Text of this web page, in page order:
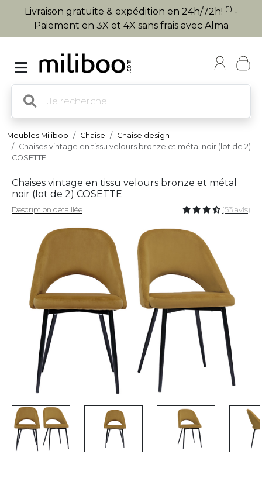
Livraison gratuite & expédition en 24h/72h! (1) -
Paiement en 3X et 4X sans frais avec Alma
Meubles Miliboo Chaise
Chaise design
Chaises vintage en tissu velours bronze et métal noir (lot de 2)
COSETTE
Chaises vintage en tissu velours bronze et métal
noir (lot de 2) COSETTE
Description détaillée (53 avis)